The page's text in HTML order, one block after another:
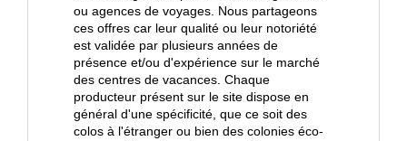
ou agences de voyages. Nous partageons
ces offres car leur qualité ou leur notoriété
est validée par plusieurs années de
présence et/ou d'expérience sur le marché
des centres de vacances. Chaque
producteur présent sur le site dispose en
général d'une spécificité, que ce soit des
colos à l'étranger ou bien des colonies éco-